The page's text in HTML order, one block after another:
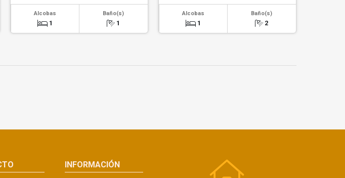
Alcobas
1
Baño(s)
1
Alcobas
1
Baño(s)
2
INFORMACIÓN